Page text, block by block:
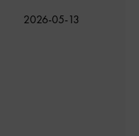
公
2026-05-13